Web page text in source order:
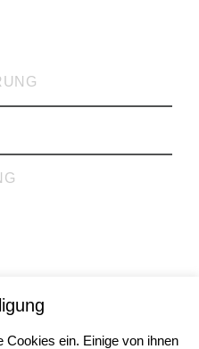
GbR
| Inkasso
ein. Einige von ihnen